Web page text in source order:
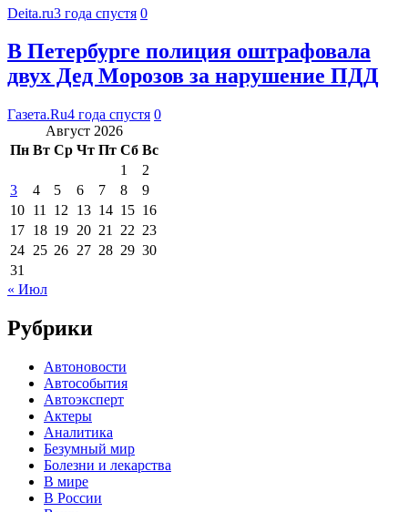
Deita.ru3 года спустя 0
В Петербурге полиция оштрафовала
двух Дед Морозов за нарушение ПДД
Газета.Ru4 года спустя 0
Август 2026
Пн Вт Ср Чт Пт Сб Вс
1
2
3
4 5 6 7 8
9
10 11 12 13 14 15 16
17 18 19 20 21 22 23
24 25 26 27 28 29 30
31
« Июл
Рубрики
Автоновости
Автособытия
Автоэксперт
Актеры
Аналитика
Безумный мир
Болезни и лекарства
В мире
В России